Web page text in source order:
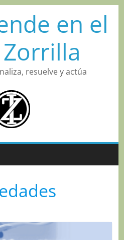
en el
Zorrilla
resuelve y actúa